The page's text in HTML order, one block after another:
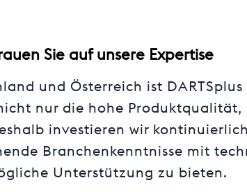
Sie auf unsere Expertise
und Österreich ist
nur die hohe Produktqualität,
investieren wir
Branchenkenntnisse mit
Unterstützung zu bieten.